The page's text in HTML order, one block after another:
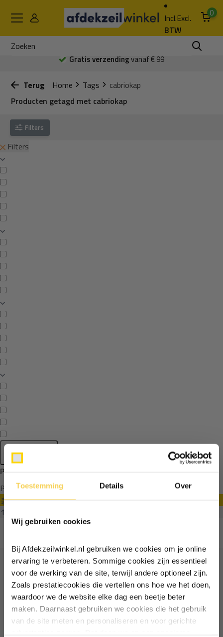
Toestemming Details Over
Wij gebruiken cookies
Bij Afdekzeilwinkel.nl gebruiken we cookies om je online
ervaring te verbeteren. Sommige cookies zijn essentieel
voor de werking van de site, terwijl andere optioneel zijn.
Zoals prestatiecookies die vertellen ons hoe we het doen,
waardoor we de website elke dag een beetje beter
maken. Daarnaast gebruiken we cookies die het gebruik
van de site meten en personaliseren en voor gerichte
Incl.Excl.
BTW
0
Gratis verzendingvanaf € 99
Terug Home Tags
cabriokap
Producten getagd met cabriokap
Filters
Filters
Apply filters
Producten getagd met cabriokap
Producten
Filter
Ontvang €5 korting
Schrijf je in voor de nieuwsbrief en ontvang €5 welkomstkorting!
Email
Ontvang €5,- korting!
Schrijf je in voor de nieuwsbrief en
Vul je e-mailadres in‍⁪⁪
Particulier Zakelijk
Inschrijven